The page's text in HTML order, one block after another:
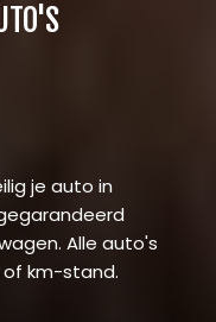
je auto in
Alle auto's
km-stand.